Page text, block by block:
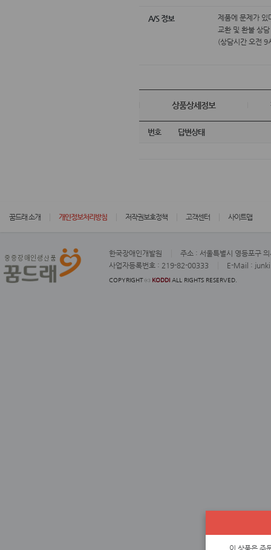
A/S 정보
제품에 문제가 있
교환 및 환불 상
(상담시간 오전
상품상세정보
번호 답변상태
꿈드래 소개 개인정보처리방침 저작권보호정책 고객센터 사이트맵
한국장애인개발원 주소 : 서울특별시 영등포구
사업자등록번호 : 219-82-00333 E-Mail :
COPYRIGHT ⓒ KODDI ALL RIGHTS RESERVED.
이 상품은 주